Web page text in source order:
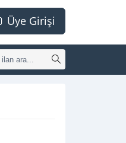
Üye Girişi